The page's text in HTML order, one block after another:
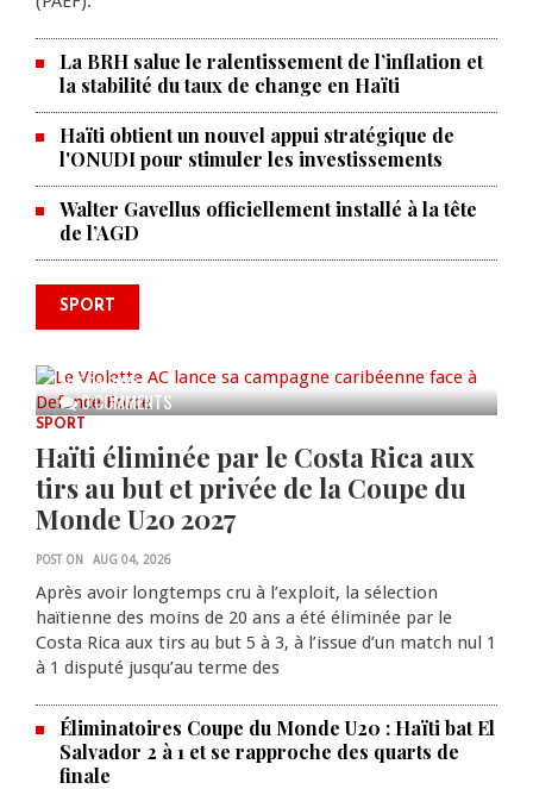
La BRH salue le ralentissement de l’inflation et
la stabilité du taux de change en Haïti
Haïti obtient un nouvel appui stratégique de
l'ONUDI pour stimuler les investissements
Walter Gavellus officiellement installé à la tête
de l’AGD
SPORT
0 COMMENTS
Le Violette AC lance sa campagne
AUG 04, 2026
SPORT
Haïti éliminée par le Costa Rica aux
tirs au but et privée de la Coupe du
Monde U20 2027
POST ON AUG 04, 2026
Après avoir longtemps cru à l’exploit, la sélection
haïtienne des moins de 20 ans a été éliminée par le
Costa Rica aux tirs au but 5 à 3, à l’issue d’un match nul 1
à 1 disputé jusqu’au terme des
Éliminatoires Coupe du Monde U20 : Haïti bat El
Salvador 2 à 1 et se rapproche des quarts de
finale